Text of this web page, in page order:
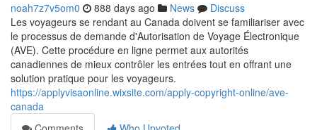
noah7z7v5om0 888 days ago News
Discuss
Les voyageurs se rendant au Canada doivent se familiariser avec
le processus de demande d'Autorisation de Voyage Électronique
(AVE). Cette procédure en ligne permet aux autorités
canadiennes de mieux contrôler les entrées tout en offrant une
solution pratique pour les voyageurs.
https://applyvisaonline.wixsite.com/apply-copyright-online/ave-
canada